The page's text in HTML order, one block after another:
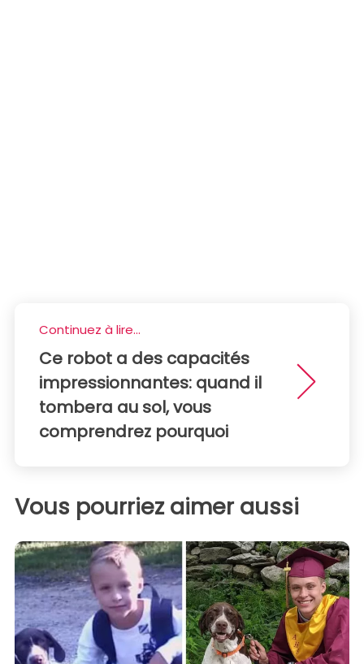
Continuez à lire...
Ce robot a des capacités
impressionnantes: quand il
tombera au sol, vous
comprendrez pourquoi
Vous pourriez aimer aussi